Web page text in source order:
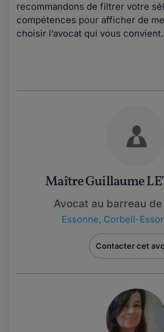
recommandons de filtrer votre
compétences pour afficher de
choisir l’avocat qui vous convient.
Maître Guillaume
Avocat au barreau de
Essonne, Corbeil-
Contacter cet